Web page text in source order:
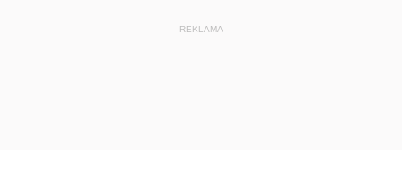
REKLAMA